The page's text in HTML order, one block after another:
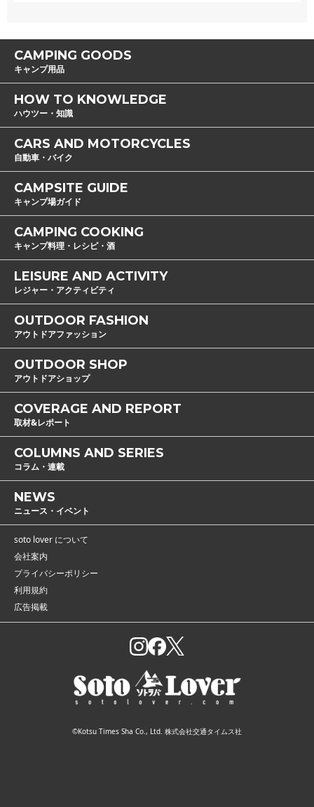
CAMPING GOODS
キャンプ用品
HOW TO KNOWLEDGE
ハウツー・知識
CARS AND MOTORCYCLES
自動車・バイク
CAMPSITE GUIDE
キャンプ場ガイド
CAMPING COOKING
キャンプ料理・レシピ・酒
LEISURE AND ACTIVITY
レジャー・アクティビティ
OUTDOOR FASHION
アウトドアファッション
OUTDOOR SHOP
アウトドアショップ
COVERAGE AND REPORT
取材&レポート
COLUMNS AND SERIES
コラム・連載
NEWS
ニュース・イベント
soto lover について
会社案内
プライバシーポリシー
利用規約
広告掲載
©Kotsu Times Sha Co., Ltd. 株式会社交通タイムス社